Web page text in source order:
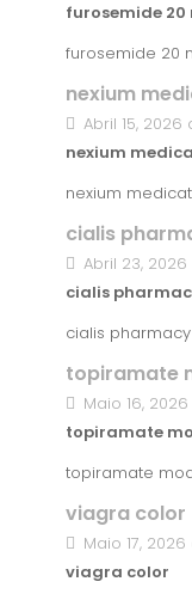
furosemide
furosemide 20
nexium
Abril 15, 2026
nexium
nexium
cialis
Abril 23, 2026
cialis
cialis
topiramate
Maio 16, 2026
topiramate
topiramate
viagra color
Maio 17, 2026
viagra color